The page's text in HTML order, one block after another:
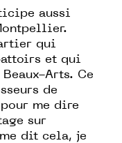
aussi
qui
et qui
Arts. Ce
de
me dire
sur
dit cela, je